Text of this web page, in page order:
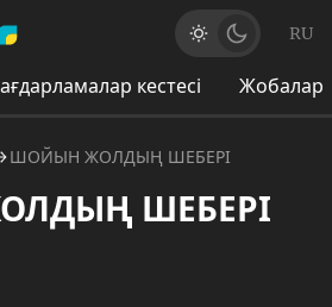
RU
кестесі Жобалар
ШОЙЫН ЖОЛДЫҢ ШЕБЕРІ
ШЕБЕРІ